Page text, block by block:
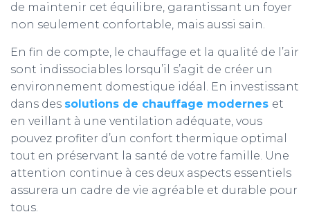
de maintenir cet équilibre, garantissant un foyer
non seulement confortable, mais aussi sain.
En fin de compte, le chauffage et la qualité de l’air
sont indissociables lorsqu’il s’agit de créer un
environnement domestique idéal. En investissant
dans des solutions de chauffage modernes et
en veillant à une ventilation adéquate, vous
pouvez profiter d’un confort thermique optimal
tout en préservant la santé de votre famille. Une
attention continue à ces deux aspects essentiels
assurera un cadre de vie agréable et durable pour
tous.